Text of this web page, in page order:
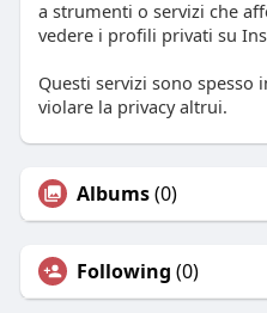
a strumenti o servizi che
vedere i profili privati su
Questi servizi sono spesso
violare la privacy altrui.
Albums(0)
Following (0)